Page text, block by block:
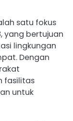
satu fokus
yang bertujuan
lingkungan
Dengan
fasilitas
untuk